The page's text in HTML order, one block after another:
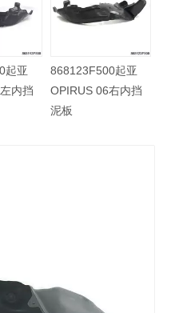
起亚
内挡
868123F500起亚
OPIRUS 06右内挡
泥板